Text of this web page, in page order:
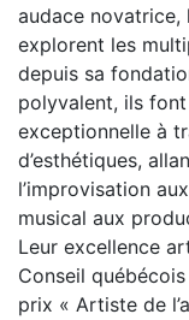
audace novatrice,
explorent les
depuis sa
polyvalent, ils font
exceptionnelle à
d’esthétiques,
l’improvisation
musical aux
Leur excellence
Conseil
prix « Artiste de